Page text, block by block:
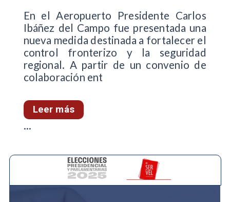
En el Aeropuerto Presidente Carlos
Ibáñez del Campo fue presentada una
nueva medida destinada a fortalecer el
control fronterizo y la seguridad
regional. A partir de un convenio de
colaboración ent
Leer más
...